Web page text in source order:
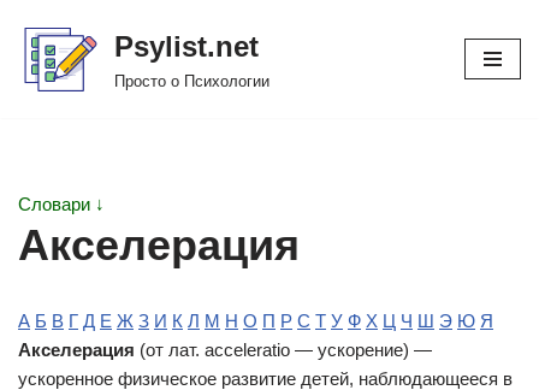
Перейти
Psylist.net
Просто о Психологии
Словари ↓
Акселерация
А Б В Г Д Е Ж З И К Л М Н О П Р С Т У Ф Х Ц Ч Ш Э Ю Я
Акселерация (от лат. acceleratio — ускорение) —
ускоренное физическое развитие детей, наблюдающееся в